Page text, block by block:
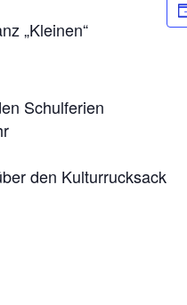
„Kleinen“
Schulferien
den Kulturrucksack